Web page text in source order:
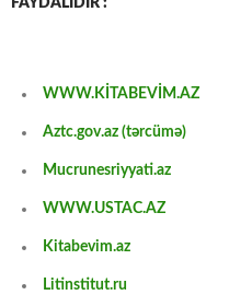
FAYDALIDIR :
WWW.KİTABEVİM.AZ
Aztc.gov.az (tərcümə)
Mucrunesriyyati.az
WWW.USTAC.AZ
Kitabevim.az
Litinstitut.ru